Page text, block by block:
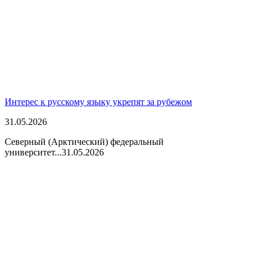
Интерес к русскому языку укрепят за рубежом
31.05.2026
Северный (Арктический) федеральный
университет...31.05.2026